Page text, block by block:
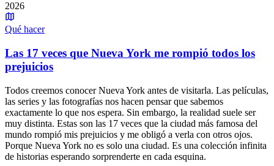
2026
Qué hacer
Las 17 veces que Nueva York me rompió todos los
prejuicios
Todos creemos conocer Nueva York antes de visitarla. Las películas,
las series y las fotografías nos hacen pensar que sabemos
exactamente lo que nos espera. Sin embargo, la realidad suele ser
muy distinta. Estas son las 17 veces que la ciudad más famosa del
mundo rompió mis prejuicios y me obligó a verla con otros ojos.
Porque Nueva York no es solo una ciudad. Es una colección infinita
de historias esperando sorprenderte en cada esquina.